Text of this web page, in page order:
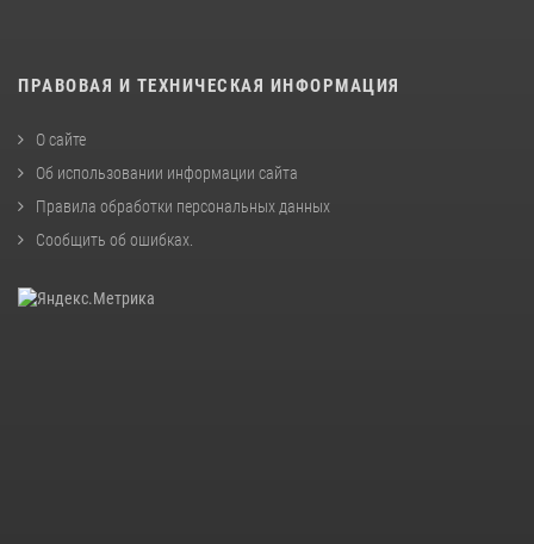
ПРАВОВАЯ И ТЕХНИЧЕСКАЯ ИНФОРМАЦИЯ
О сайте
Об использовании информации сайта
Правила обработки персональных данных
Сообщить об ошибках